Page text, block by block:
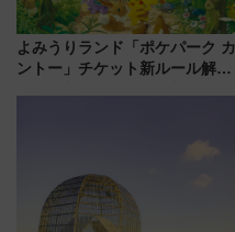
よみうりランド「ポケパーク カ
ントー」チケット新ルール解